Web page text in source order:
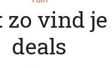
zo vind
deals